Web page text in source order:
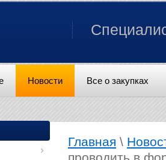
Новости Все о закупках
Главная \